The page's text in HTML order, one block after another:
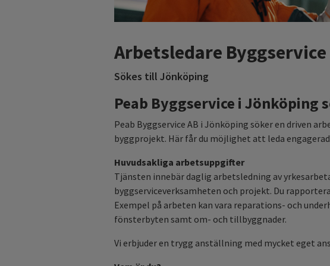
Arbetsledare
Sökes till Jönköping
Peab Byggservice i Jönköping
Peab Byggservice AB i Jönköping söker en driven
byggprojekt. Här får du möjlighet att leda
Huvudsakliga arbetsuppgifter
Tjänsten innebär daglig arbetsledning av
byggserviceverksamheten och projekt. Du
Exempel på arbeten kan vara reparations- och
fönsterbyten samt om- och tillbyggnader.
Vi erbjuder en trygg anställning med mycket eget